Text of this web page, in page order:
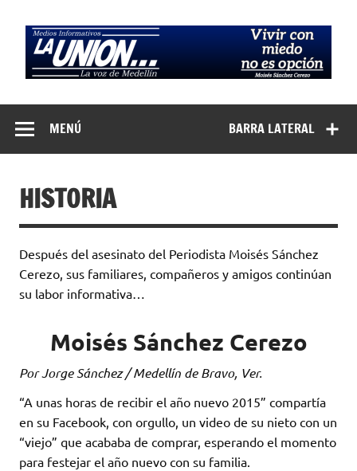
contenido
Medios
Informativos La
Unión…
BARRA LATERAL
MENÚ
HISTORIA
Después del asesinato del Periodista Moisés Sánchez
Cerezo, sus familiares, compañeros y amigos continúan
su labor informativa…
Moisés Sánchez Cerezo
Por Jorge Sánchez / Medellín de Bravo, Ver.
“A unas horas de recibir el año nuevo 2015” compartía
en su Facebook, con orgullo, un video de su nieto con un
“viejo” que acababa de comprar, esperando el momento
para festejar el año nuevo con su familia.